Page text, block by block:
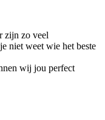
zijn zo veel
niet weet wie het beste
wij jou perfect